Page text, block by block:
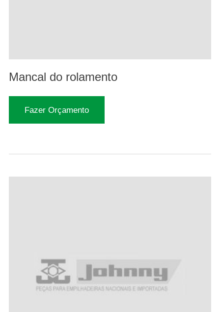
Mancal do rolamento
Fazer Orçamento